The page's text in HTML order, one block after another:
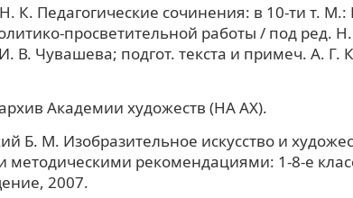
К. Педагогические сочинения: в 10-ти т.
просветительной работы / под ред.
В. Чувашева; подгот. текста и примеч. А. Г.
Академии художеств (НА АХ).
Б. М. Изобразительное искусство и
методическими рекомендациями: 1-8-е
2007.